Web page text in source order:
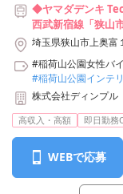
◆ヤマダデンキ
西武新宿線「狭山
埼玉県狭山市上奥富
#稲荷山公園女性バ
#稲荷山公園インテ
株式会社ディンプル
高収入・高額 即日勤務
WEBで応募